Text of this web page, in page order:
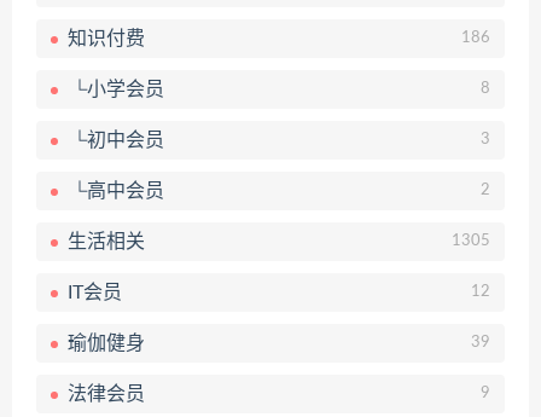
知识付费 186
└小学会员 8
└初中会员 3
└高中会员 2
生活相关 1305
IT会员 12
瑜伽健身 39
法律会员 9